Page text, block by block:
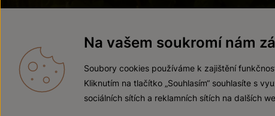
Na vašem soukromí nám
Soubory cookies používáme k zajištění
Kliknutím na tlačítko „Souhlasím“ souhlasíte s
sociálních sítích a reklamních sítích na dalších